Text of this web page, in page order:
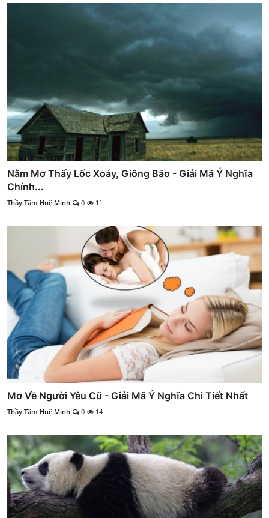
Nằm Mơ Thấy Lốc Xoáy, Giông Bão - Giải Mã Ý Nghĩa
Chính...
Thầy Tâm Huệ Minh 0 11
Mơ Về Người Yêu Cũ - Giải Mã Ý Nghĩa Chi Tiết Nhất
Thầy Tâm Huệ Minh 0 14